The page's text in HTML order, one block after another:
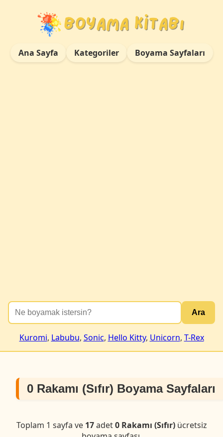
Ana Sayfa Kategoriler Boyama Sayfaları
Ara
Kuromi, Labubu, Sonic, Hello Kitty, Unicorn, T-Rex
0 Rakamı (Sıfır) Boyama Sayfaları
Toplam 1 sayfa ve 17adet0 Rakamı (Sıfır)ücretsiz